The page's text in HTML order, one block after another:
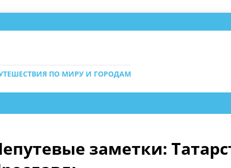
ПО МИРУ И ГОРОДАМ
заметки: